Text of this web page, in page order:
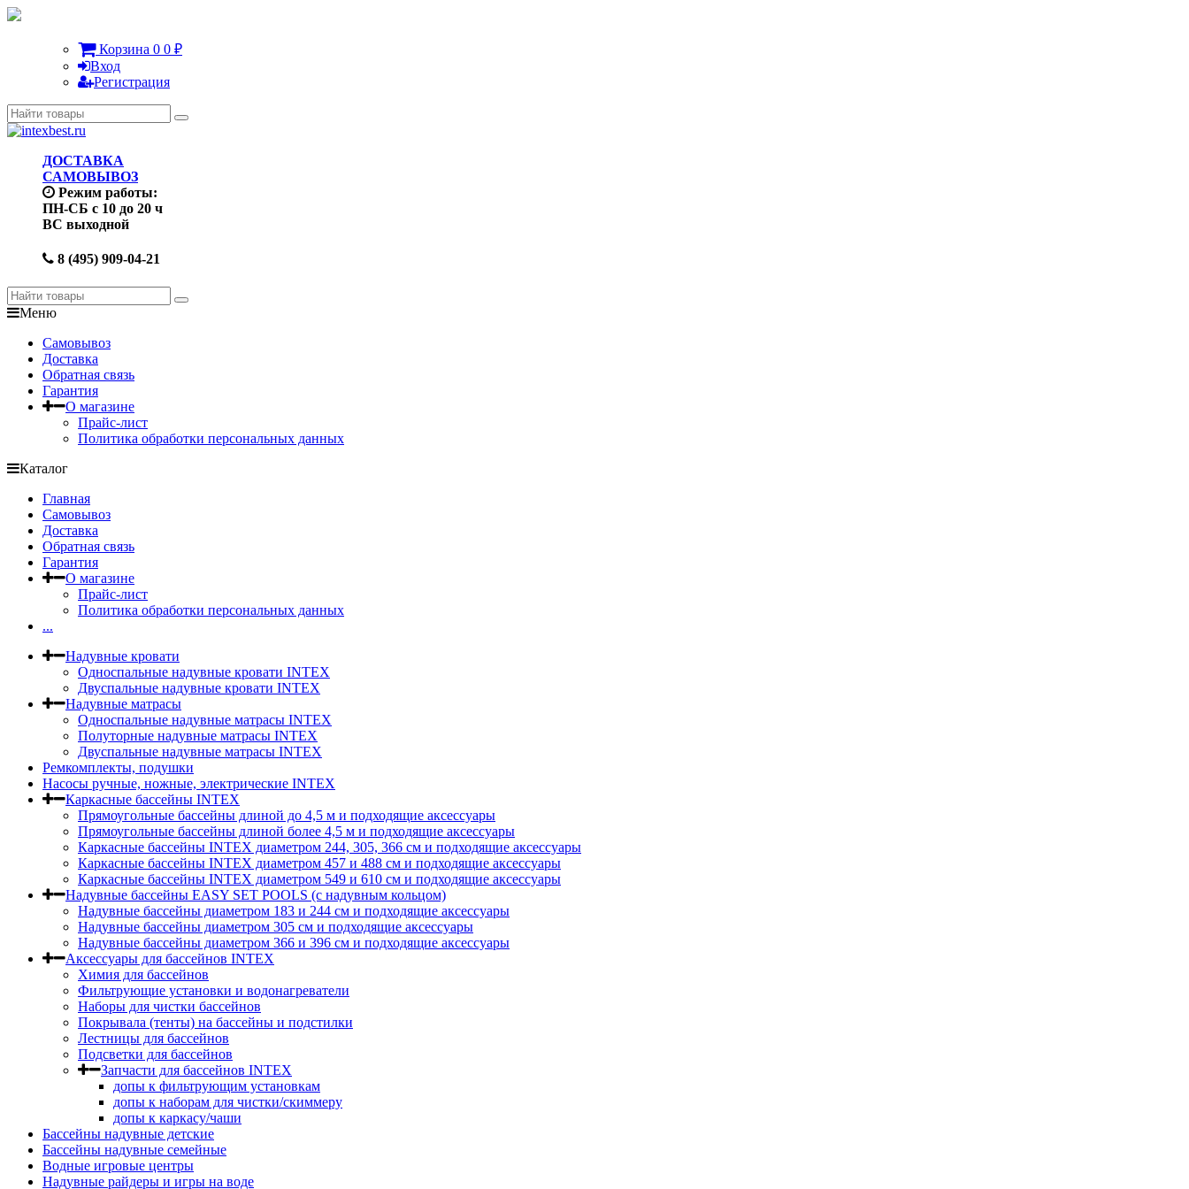
Корзина 0 0 ₽
Вход
Регистрация
ДОСТАВКА
САМОВЫВОЗ
Режим работы:
ПН-СБ с 10 до 20 ч
ВС выходной
8 (495) 909-04-21
Меню
Самовывоз
Доставка
Обратная связь
Гарантия
О магазине
Прайс-лист
Политика обработки персональных данных
Каталог
Главная
Самовывоз
Доставка
Обратная связь
Гарантия
О магазине
Прайс-лист
Политика обработки персональных данных
...
Надувные кровати
Односпальные надувные кровати INTEX
Двуспальные надувные кровати INTEX
Надувные матрасы
Односпальные надувные матрасы INTEX
Полуторные надувные матрасы INTEX
Двуспальные надувные матрасы INTEX
Ремкомплекты, подушки
Насосы ручные, ножные, электрические INTEX
Каркасные бассейны INTEX
Прямоугольные бассейны длиной до 4,5 м и подходящие аксессуары
Прямоугольные бассейны длиной более 4,5 м и подходящие аксессуары
Каркасные бассейны INTEX диаметром 244, 305, 366 см и подходящие аксессуары
Каркасные бассейны INTEX диаметром 457 и 488 cм и подходящие аксессуары
Каркасные бассейны INTEX диаметром 549 и 610 см и подходящие аксессуары
Надувные бассейны EASY SET POOLS (с надувным кольцом)
Надувные бассейны диаметром 183 и 244 см и подходящие аксессуары
Надувные бассейны диаметром 305 см и подходящие аксессуары
Надувные бассейны диаметром 366 и 396 см и подходящие аксессуары
Аксессуары для бассейнов INTEX
Химия для бассейнов
Фильтрующие установки и водонагреватели
Наборы для чистки бассейнов
Покрывала (тенты) на бассейны и подстилки
Лестницы для бассейнов
Подсветки для бассейнов
Запчасти для бассейнов INTEX
допы к фильтрующим установкам
допы к наборам для чистки/скиммеру
допы к каркасу/чаши
Бассейны надувные детские
Бассейны надувные семейные
Водные игровые центры
Надувные райдеры и игры на воде